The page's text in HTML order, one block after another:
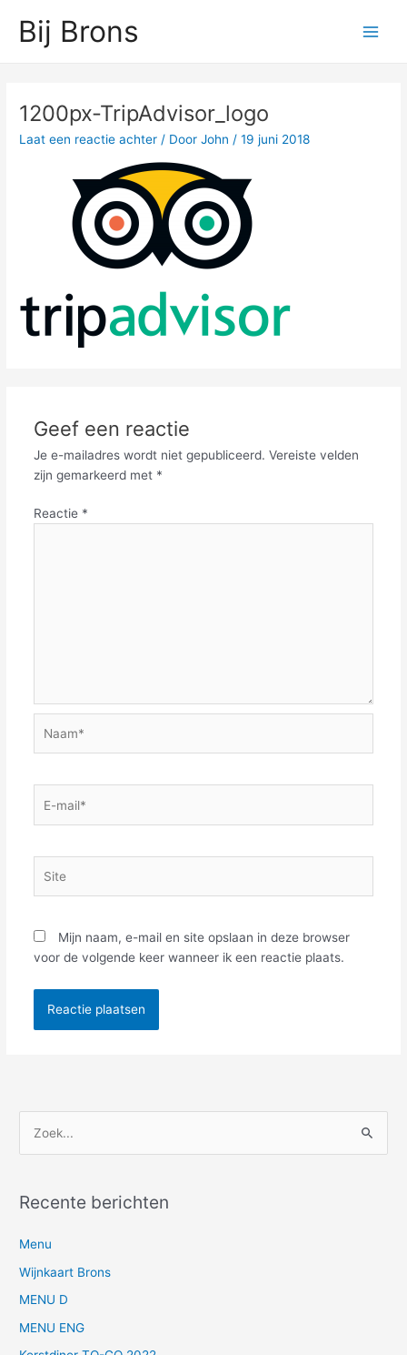
naarBij Brons
1200px-TripAdvisor_logo
Laat een reactie achter / DoorJohn /19 juni 2018
Geef een reactie
Je e-mailadres wordt niet gepubliceerd. Vereiste velden
zijn gemarkeerd met *
Reactie *
mail*
Mijn naam, e-mail en site opslaan in deze browser
voor de volgende keer wanneer ik een reactie plaats.
k
r
:
Recente berichten
Menu
Wijnkaart Brons
MENU D
MENU ENG